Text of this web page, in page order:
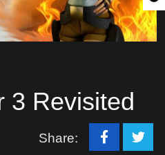
3 Revisited
Share: